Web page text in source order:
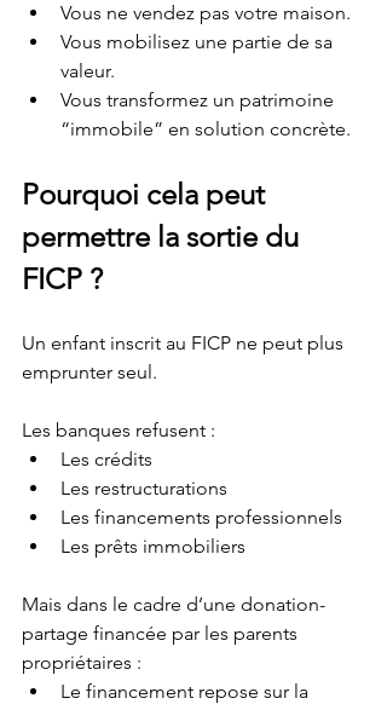
Vous ne vendez pas votre maison.
Vous mobilisez une partie de sa
valeur.
Vous transformez un patrimoine
“immobile” en solution concrète.
Pourquoi cela peut
permettre la sortie du
FICP ?
Un enfant inscrit au FICP ne peut plus
emprunter seul.
Les banques refusent :
Les crédits
Les restructurations
Les financements professionnels
Les prêts immobiliers
Mais dans le cadre d’une donation-
partage financée par les parents
propriétaires :
Le financement repose sur la